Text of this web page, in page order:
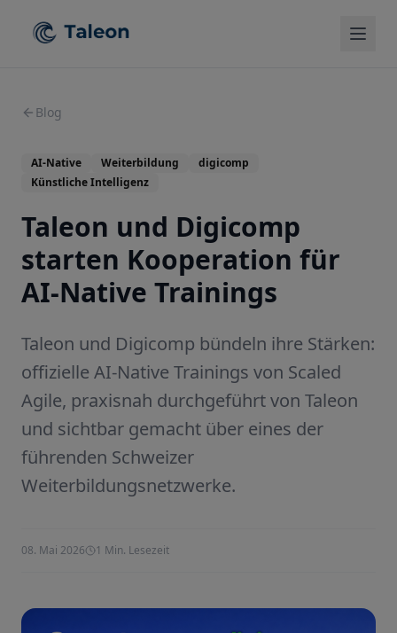
Blog
AI-Native Weiterbildung
digicomp
Künstliche Intelligenz
Taleon und Digicomp
starten Kooperation für
AI-Native Trainings
Taleon und Digicomp bündeln ihre Stärken:
offizielle AI-Native Trainings von Scaled
Agile, praxisnah durchgeführt von Taleon
und sichtbar gemacht über eines der
führenden Schweizer
Weiterbildungsnetzwerke.
08. Mai 2026 1 Min. Lesezeit